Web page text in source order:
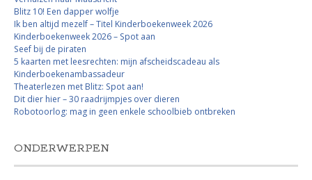
Blitz 10! Een dapper wolfje
Ik ben altijd mezelf – Titel Kinderboekenweek 2026
Kinderboekenweek 2026 – Spot aan
Seef bij de piraten
5 kaarten met leesrechten: mijn afscheidscadeau als
Kinderboekenambassadeur
Theaterlezen met Blitz: Spot aan!
Dit dier hier – 30 raadrijmpjes over dieren
Robotoorlog: mag in geen enkele schoolbieb ontbreken
ONDERWERPEN